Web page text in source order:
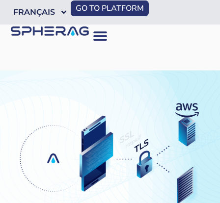
FRANÇAIS GO TO PLATFORM